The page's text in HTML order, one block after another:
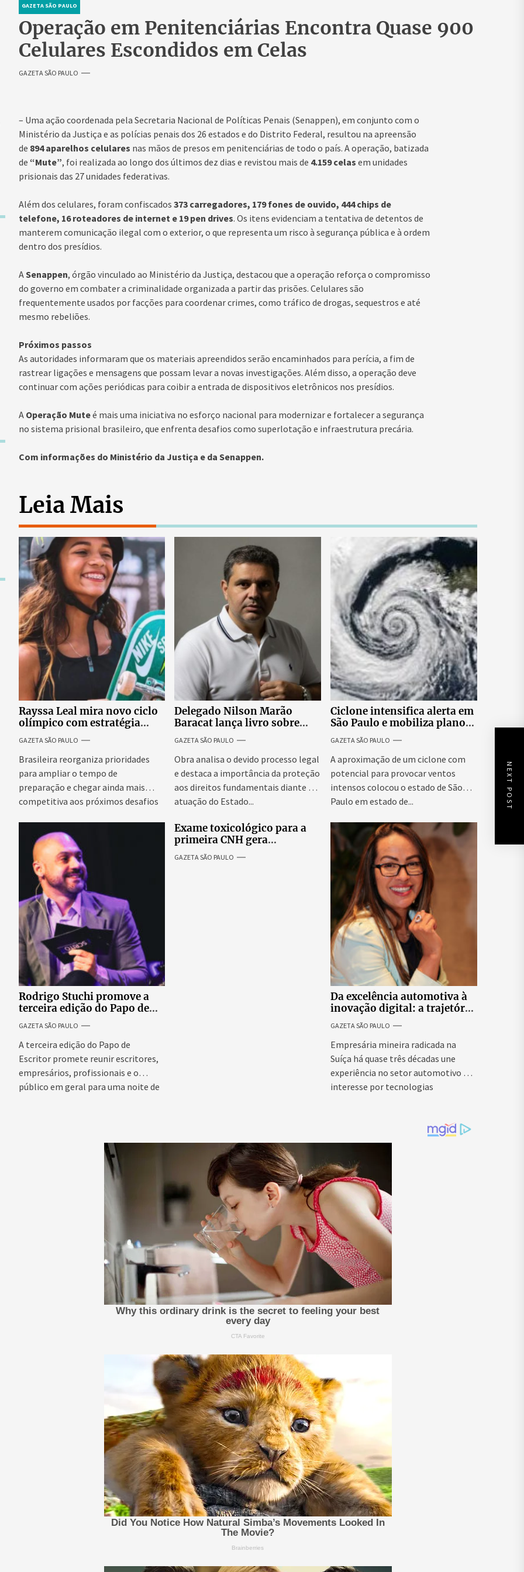
GAZETA SÃO PAULO
Operação em Penitenciárias Encontra Quase 900
Celulares Escondidos em Celas
GAZETA SÃO PAULO
– Uma ação coordenada pela Secretaria Nacional de Políticas Penais (Senappen), em conjunto com o
Ministério da Justiça e as polícias penais dos 26 estados e do Distrito Federal, resultou na apreensão
de 894 aparelhos celulares nas mãos de presos em penitenciárias de todo o país. A operação, batizada
de “Mute”, foi realizada ao longo dos últimos dez dias e revistou mais de 4.159 celas em unidades
prisionais das 27 unidades federativas.
Além dos celulares, foram confiscados 373 carregadores, 179 fones de ouvido, 444 chips de
telefone, 16 roteadores de internet e 19 pen drives. Os itens evidenciam a tentativa de detentos de
manterem comunicação ilegal com o exterior, o que representa um risco à segurança pública e à ordem
dentro dos presídios.
ASenappen, órgão vinculado ao Ministério da Justiça, destacou que a operação reforça o compromisso
do governo em combater a criminalidade organizada a partir das prisões. Celulares são
frequentemente usados por facções para coordenar crimes, como tráfico de drogas, sequestros e até
mesmo rebeliões.
Próximos passos
As autoridades informaram que os materiais apreendidos serão encaminhados para perícia, a fim de
rastrear ligações e mensagens que possam levar a novas investigações. Além disso, a operação deve
continuar com ações periódicas para coibir a entrada de dispositivos eletrônicos nos presídios.
A Operação Muteé mais uma iniciativa no esforço nacional para modernizar e fortalecer a segurança
no sistema prisional brasileiro, que enfrenta desafios como superlotação e infraestrutura precária.
Com informações do Ministério da Justiça e da Senappen.
NEXT POST
Leia Mais
Rayssa Leal mira novo ciclo
olímpico com estratégia
voltada a mais treinos e
evolução no skate
GAZETA SÃO PAULO
Brasileira reorganiza prioridades
para ampliar o tempo de
preparação e chegar ainda mais
competitiva aos próximos desafios
Delegado Nilson Marão
Baracat lança livro sobre
garantias constitucionais no
processo penal brasileiro
GAZETA SÃO PAULO
Obra analisa o devido processo legal
e destaca a importância da proteção
aos direitos fundamentais diante da
atuação do Estado...
Ciclone intensifica alerta em
São Paulo e mobiliza plano
emergencial para evitar
impactos no fornecimento
de energia
GAZETA SÃO PAULO
A aproximação de um ciclone com
potencial para provocar ventos
intensos colocou o estado de São
Paulo em estado de...
Rodrigo Stuchi promove a
terceira edição do Papo de
Escritor, podcast ao vivo que
reúne especialistas para
discutir saúde mental e
prosperidade.
GAZETA SÃO PAULO
A terceira edição do Papo de
Escritor promete reunir escritores,
empresários, profissionais e o
público em geral para uma noite de
Exame toxicológico para a
primeira CNH gera
denúncias de cortes
excessivos de cabelo e
GAZETA SÃO PAULO
Da excelência automotiva à
inovação digital: a trajetória
internacional da empresária
Adriene Silva
GAZETA SÃO PAULO
Empresária mineira radicada na
Suíça há quase três décadas une
experiência no setor automotivo e
interesse por tecnologias